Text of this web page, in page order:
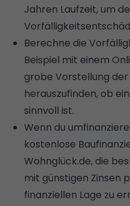
Jahren Laufzeit, um
Berechne die
Beispiel mit einem
grobe Vorstellung
herauszufinden, ob
sinnvoll ist.
Wenn du
kostenlose
Wohnglück.de, die
mit günstigen Zinsen
finanziellen Lage zu